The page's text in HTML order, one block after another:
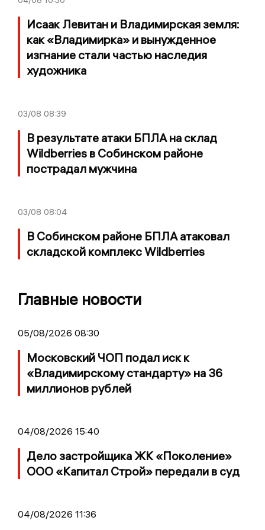
Исаак Левитан и Владимирская земля:
как «Владимирка» и вынужденное
изгнание стали частью наследия
художника
03/08 08:39
В результате атаки БПЛА на склад
Wildberries в Собинском районе
пострадал мужчина
03/08 08:04
В Собинском районе БПЛА атаковал
складской комплекс Wildberries
Главные новости
05/08/2026 08:30
Московский ЧОП подал иск к
«Владимирскому стандарту» на 36
миллионов рублей
04/08/2026 15:40
Дело застройщика ЖК «Поколение»
ООО «Капитал Строй» передали в суд
04/08/2026 11:36